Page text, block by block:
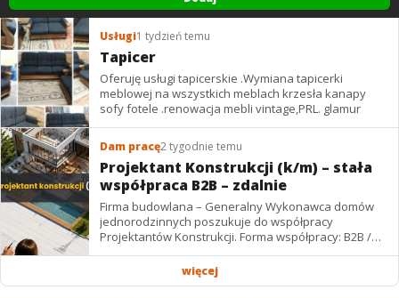
Usługi1 tydzień temu
Tapicer
Oferuję usługi tapicerskie .Wymiana tapicerki
meblowej na wszystkich meblach krzesła kanapy
sofy fotele .renowacja mebli vintage,PRL. glamur
Dam pracę2 tygodnie temu
Projektant Konstrukcji (k/m) – stała
współpraca B2B – zdalnie
Firma budowlana – Generalny Wykonawca domów
jednorodzinnych poszukuje do współpracy
Projektantów Konstrukcji. Forma współpracy: B2B /
podwykonawstwo – zdalnie. Wynagrodzenie: ✔
więcej